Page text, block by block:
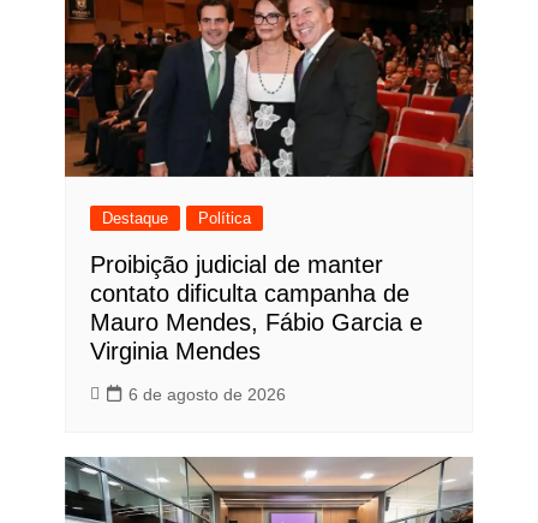
Destaque Política
Proibição judicial de manter
contato dificulta campanha de
Mauro Mendes, Fábio Garcia e
Virginia Mendes
6 de agosto de 2026